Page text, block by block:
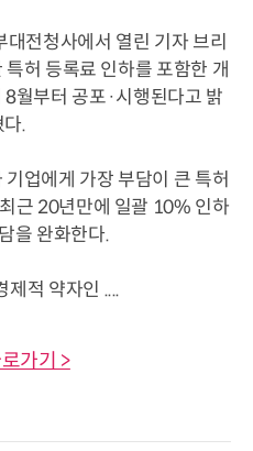
전청사에서 열린 기자 브리
허 등록료 인하를 포함한 개
월부터 공포·시행된다고 밝
다.
업에게 가장 부담이 큰 특허
근 20년만에 일괄 10% 인하
을 완화한다.
제적 약자인 ....
가기 >